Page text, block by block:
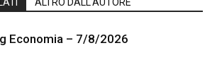
Economia – 7/8/2026